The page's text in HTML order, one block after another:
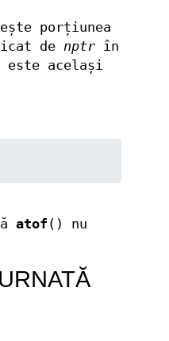
porțiunea
de nptr în
este același
atof () nu